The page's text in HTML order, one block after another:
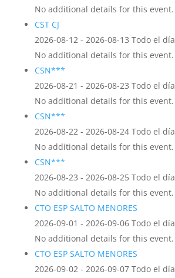
No additional details for this event.
CST CJ
2026-08-12 - 2026-08-13 Todo el día
No additional details for this event.
CSN***
2026-08-21 - 2026-08-23 Todo el día
No additional details for this event.
CSN***
2026-08-22 - 2026-08-24 Todo el día
No additional details for this event.
CSN***
2026-08-23 - 2026-08-25 Todo el día
No additional details for this event.
CTO ESP SALTO MENORES
2026-09-01 - 2026-09-06 Todo el día
No additional details for this event.
CTO ESP SALTO MENORES
2026-09-02 - 2026-09-07 Todo el día